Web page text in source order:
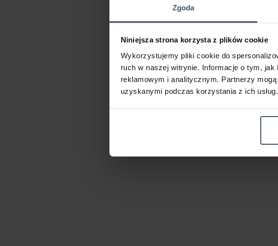
Zgoda
Niniejsza strona korzysta z plików cookie
Wykorzystujemy pliki cookie do
ruch w naszej witrynie. Informacje o tym,
reklamowym i analitycznym. Partnerzy
uzyskanymi podczas korzystania z ich usług.